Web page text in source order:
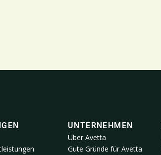
UNTERNEHMEN
Über Avetta
Gute Gründe für Avetta